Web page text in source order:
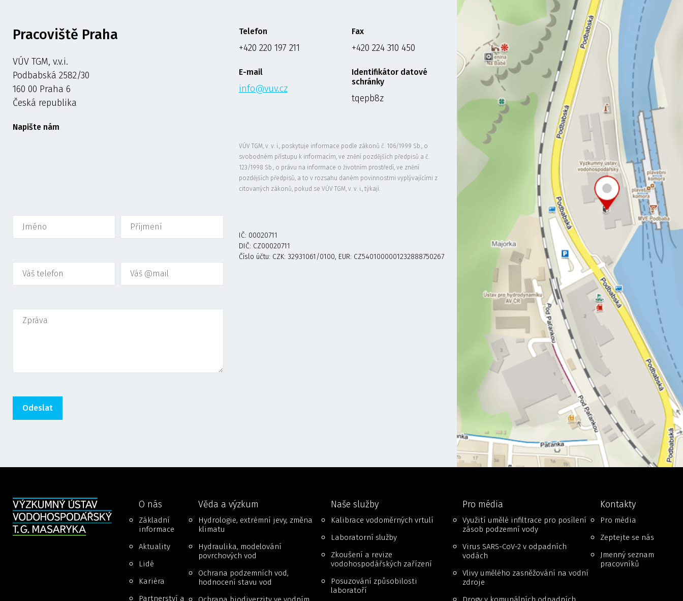
Pracoviště Praha
VÚV TGM, v.v.i.
Podbabská 2582/30
160 00 Praha 6
Česká republika
Napište nám
Telefon
+420 220 197 211
E-mail
info@vuv.cz
Fax
+420 224 310 450
Identifikátor datové
schránky
tqepb8z
VÚV TGM, v. v. i., poskytuje informace podle zákonů č. 106/1999 Sb., o
svobodném přístupu k informacím, ve znění pozdějších předpisů a č.
123/1998 Sb., o právu na informace o životním prostředí, ve znění
pozdějších předpisů, a to v rozsahu daném povinnostmi vyplývajícími z
citovaných zákonů, pokud se VÚV TGM, v. v. i., týkají.
IČ: 00020711
DIČ: CZ00020711
Číslo účtu: CZK: 32931061/0100, EUR: CZ5401000001232888750267
O nás
Základní
informace
Aktuality
Lidé
Kariéra
Partnerství a
Věda a výzkum
Hydrologie, extrémní jevy, změna
klimatu
Hydraulika, modelování
povrchových vod
Ochrana podzemních vod,
hodnocení stavu vod
Naše služby
Kalibrace vodoměrných vrtulí
Laboratorní služby
Zkoušení a revize
vodohospodářských zařízení
Posuzování způsobilosti
laboratoří
Pro média
Využití umělé infiltrace pro posílení
zásob podzemní vody
Virus SARS-CoV-2 v odpadních
vodách
Vlivy umělého zasněžování na vodní
zdroje
Kontakty
Pro média
Zeptejte se nás
Jmenný seznam
pracovníků